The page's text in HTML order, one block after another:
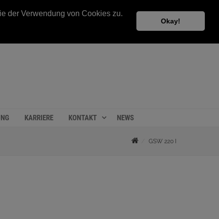
der Verwendung von Cookies zu.
Okay!
KARRIERE KONTAKT NEWS
GSW 220 I